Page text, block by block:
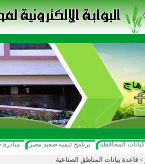
كيانات المحافظة برنامج تنمية صعيد مصر مبادرة
> قاعدة بيانات المناطق الصناعية